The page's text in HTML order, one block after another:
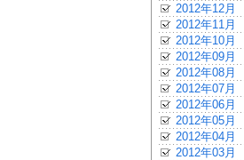
2012年12月
2012年11月
2012年10月
2012年09月
2012年08月
2012年07月
2012年06月
2012年05月
2012年04月
2012年03月